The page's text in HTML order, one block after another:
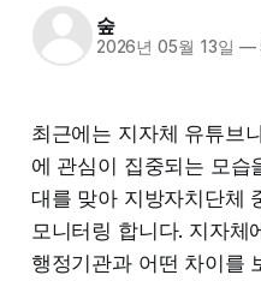
숲
2026년 05월 13일 —
최근에는 지자체 유튜브
에 관심이 집중되는 모습
대를 맞아 지방자치단체
모니터링 합니다. 지자
행정기관과 어떤 차이를